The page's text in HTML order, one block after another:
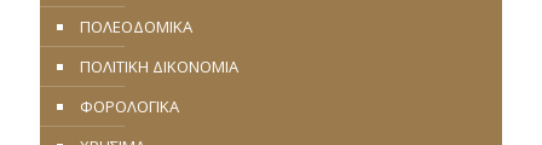
ΠΟΛΕΟΔΟΜΙΚΑ
ΠΟΛΙΤΙΚΗ ΔΙΚΟΝΟΜΙΑ
ΦΟΡΟΛΟΓΙΚΑ